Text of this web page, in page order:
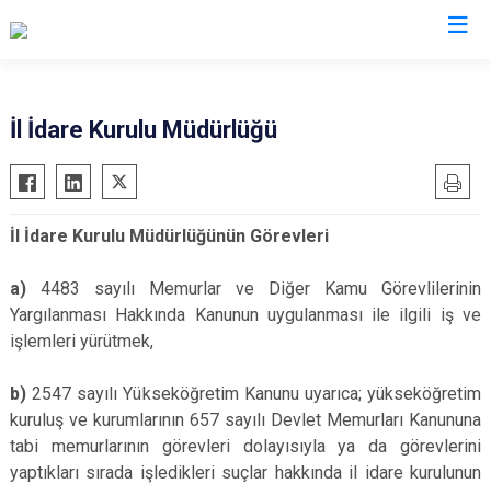
İl İdare Kurulu Müdürlüğü
İl İdare Kurulu Müdürlüğünün Görevleri
a) 4483 sayılı Memurlar ve Diğer Kamu Görevlilerinin
Yargılanması Hakkında Kanunun uygulanması ile ilgili iş ve
işlemleri yürütmek,
b) 2547 sayılı Yükseköğretim Kanunu uyarıca; yükseköğretim
kuruluş ve kurumlarının 657 sayılı Devlet Memurları Kanununa
tabi memurlarının görevleri dolayısıyla ya da görevlerini
yaptıkları sırada işledikleri suçlar hakkında il idare kurulunun